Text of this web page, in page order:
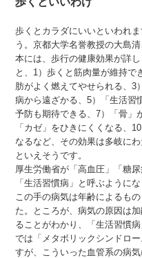
歩くとカラダにいいといわれ
う。京都大学名誉教授の大島
本には、歩行の健康効果が詳
と、1）歩くと筋肉量が維持で
肪がよく燃えてやせられる、3
病から遠ざかる、5）「生活習
予防も期待できる、7）「骨」
「カゼ」をひきにくくなる、
なるなど、その効果は多岐に
といえそうです。
厚生労働省が「高血圧」「糖
「生活習慣病」と呼ぶように
この手の病気は年齢によるも
た。ところが、病気の原因は
ることがわかり、「生活習慣
では「メタボリックシンドロ
すが、こういった血管系の病